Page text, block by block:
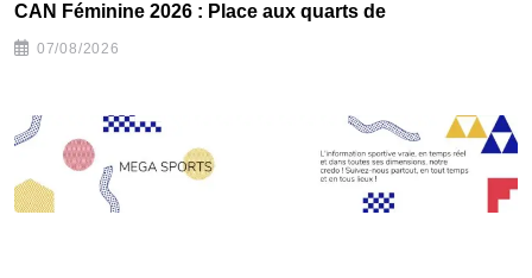
CAN Féminine 2026 : Place aux quarts de
07/08/2026